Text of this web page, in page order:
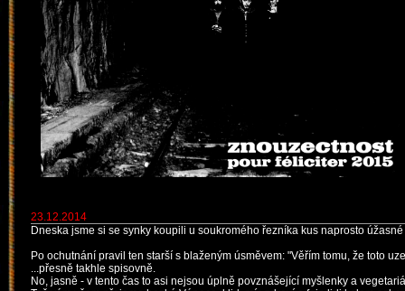
23.12.2014
Dneska jsme si se synky koupili u soukromého řezníka kus naprosto
Po ochutnání pravil ten starší s blaženým úsměvem: "Věřím tomu, že toto
...přesně takhle spisovně.
No, jasně - v tento čas to asi nejsou úplně povznášející myšlenky a